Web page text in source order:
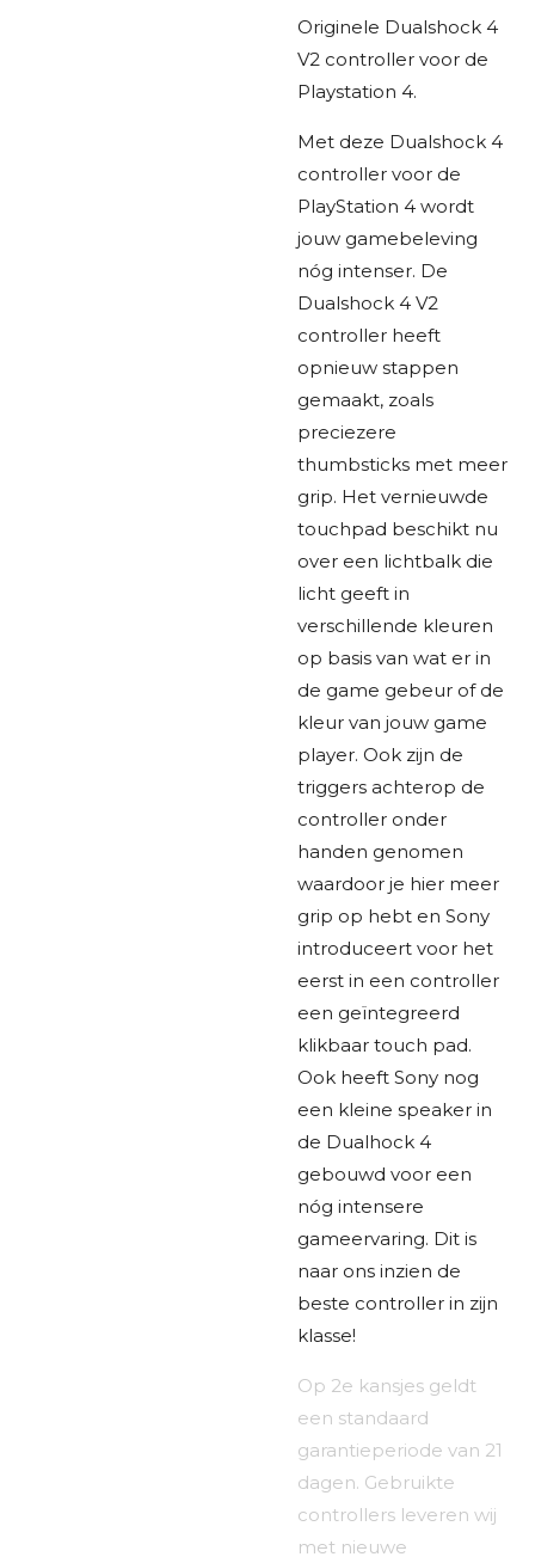
Originele Dualshock 4
V2 controller voor de
Playstation 4.
Met deze Dualshock 4
controller voor de
PlayStation 4 wordt
jouw gamebeleving
nóg intenser. De
Dualshock 4 V2
controller heeft
opnieuw stappen
gemaakt, zoals
preciezere
thumbsticks met meer
grip. Het vernieuwde
touchpad beschikt nu
over een lichtbalk die
licht geeft in
verschillende kleuren
op basis van wat er in
de game gebeur of de
kleur van jouw game
player. Ook zijn de
triggers achterop de
controller onder
handen genomen
waardoor je hier meer
grip op hebt en Sony
introduceert voor het
eerst in een controller
een geïntegreerd
klikbaar touch pad.
Ook heeft Sony nog
een kleine speaker in
de Dualhock 4
gebouwd voor een
nóg intensere
gameervaring. Dit is
naar ons inzien de
beste controller in zijn
klasse!
Op 2e kansjes geldt
een standaard
garantieperiode van 21
dagen. Gebruikte
controllers leveren wij
met nieuwe